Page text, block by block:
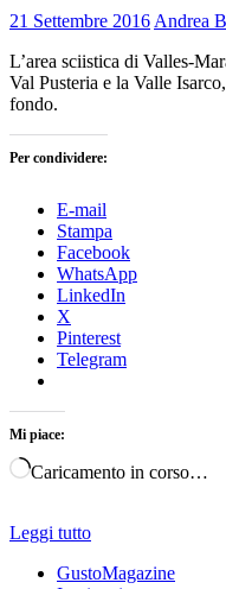
21 Settembre 2016 Andrea
L’area sciistica di Valles-
Val Pusteria e la Valle
fondo.
Per condividere:
E-mail
Stampa
Facebook
WhatsApp
LinkedIn
X
Pinterest
Telegram
Mi piace:
Caricamento in corso…
Leggi tutto
GustoMagazine